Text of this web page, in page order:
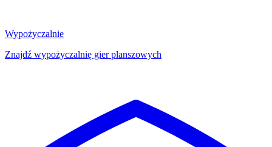
Wypożyczalnie
Znajdź wypożyczalnię gier planszowych